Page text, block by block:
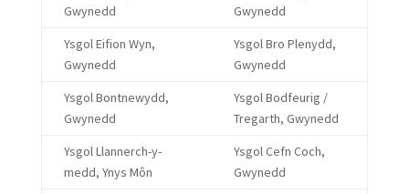
Gwynedd
Gwynedd
Ysgol Eifion Wyn,
Gwynedd
Ysgol Bro Plenydd,
Gwynedd
Ysgol Bontnewydd,
Gwynedd
Ysgol Bodfeurig /
Tregarth, Gwynedd
Ysgol Llannerch-y-
medd, Ynys Môn
Ysgol Cefn Coch,
Gwynedd